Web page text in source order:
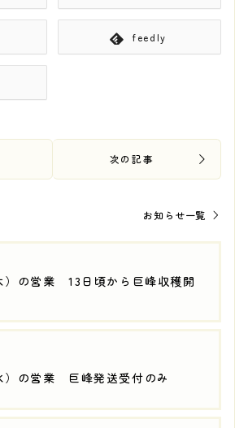
feedly
お知らせ一覧
）の営業 13日頃から巨峰収穫開
）の営業 巨峰発送受付のみ